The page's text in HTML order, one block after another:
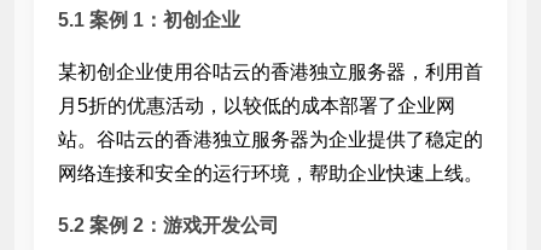
5.1 案例 1：初创企业
某初创企业使用谷咕云的香港独立服务器，利用首
月5折的优惠活动，以较低的成本部署了企业网
站。谷咕云的香港独立服务器为企业提供了稳定的
网络连接和安全的运行环境，帮助企业快速上线。
5.2 案例 2：游戏开发公司